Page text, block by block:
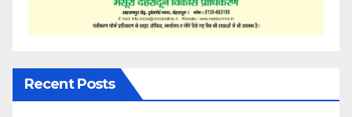
Recent Posts